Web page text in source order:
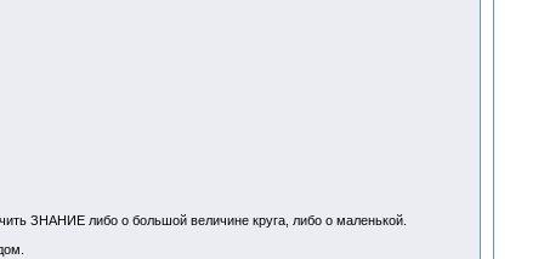
ЗНАНИЕ либо о большой величине круга, либо о маленькой.